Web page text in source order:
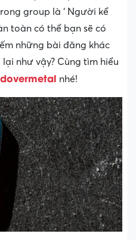
group là ‘ Người kể
toàn có thể bạn sẽ có
những bài đăng khác
như vậy? Cùng tìm hiểu
nhé!